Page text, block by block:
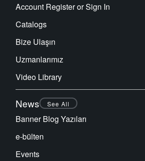
TECHNOLOGY
Sensors with IO-Link
Account Register or Sign In
Catalogs
Bize Ulaşın
Uzmanlarımız
Video Library
News See All
Banner Blog Yazıları
e-bülten
Events